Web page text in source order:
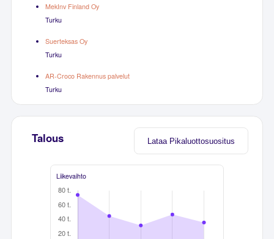
MekInv Finland Oy
Turku
Suerteksas Oy
Turku
AR-Croco Rakennus palvelut
Turku
Lataa Pikaluottosuositus
Talous
Liikevaihto